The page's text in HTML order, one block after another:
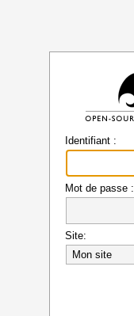
Identifiant :
Mot de passe :
Site: